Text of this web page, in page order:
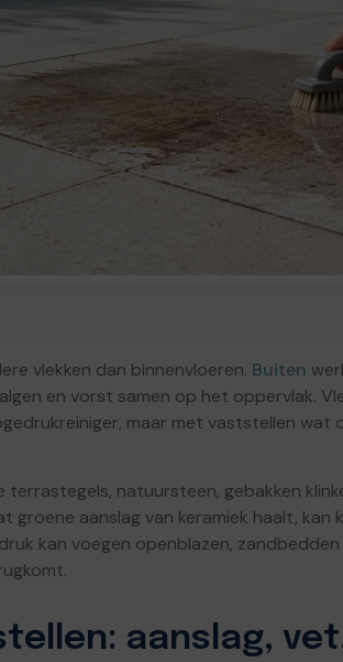
vlekken dan binnenvloeren. Buiten
en vorst samen op het oppervlak.
maar met vaststellen wat
terrastegels, natuursteen, gebakken
groene aanslag van keramiek haalt,
kan voegen openblazen,
aanslag,